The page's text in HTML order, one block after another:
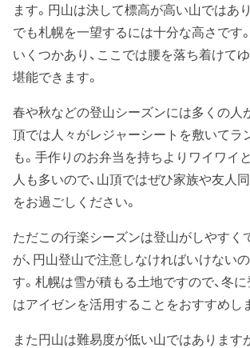
ます。円山は決して標高が高い山ではあ
でも札幌を一望するには十分な高さです
いくつかあり、ここでは腰を落ち着けて
堪能できます。
春や秋などの登山シーズンには多くの人
頂では人々がレジャーシートを敷いてラ
も。手作りのお弁当を持ちよりワイワイ
人も多いので、山頂ではぜひ家族や友人
をお過ごしください。
ただこの行楽シーズンは登山がしやすく
が、円山登山で注意しなければいけない
す。札幌は雪が積もる土地ですので、冬
はアイゼンを活用することをおすすめし
また円山は難易度が低い山ではあります